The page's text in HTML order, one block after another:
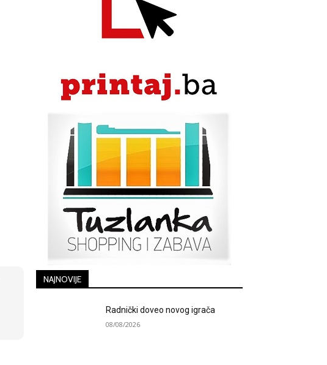
NAJNOVIJE
Radnički doveo novog igrača
08/08/2026